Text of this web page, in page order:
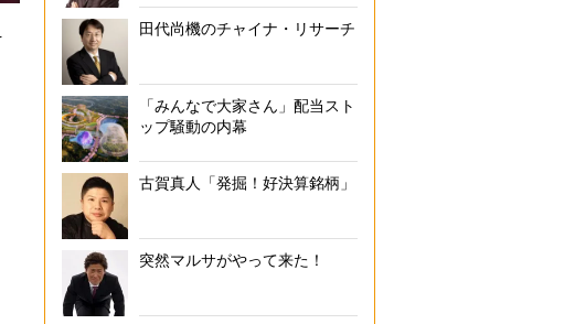
ソフトバンクから届いた3Gサービス終了のお知らせ。「2024年2月1日にお客
自動的に解約となります」との文面が
田代尚機のチャイナ・リサーチ
「みんなで大家さん」配当スト
ップ騒動の内幕
古賀真人「発掘！好決算銘柄」
突然マルサがやって来た！